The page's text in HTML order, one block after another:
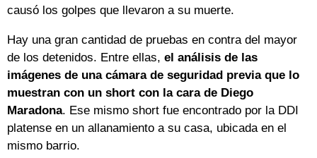
causó los golpes que llevaron a su muerte.
Hay una gran cantidad de pruebas en contra del mayor
de los detenidos. Entre ellas, el análisis de las
imágenes de una cámara de seguridad previa que lo
muestran con un short con la cara de Diego
Maradona. Ese mismo short fue encontrado por la DDI
platense en un allanamiento a su casa, ubicada en el
mismo barrio.